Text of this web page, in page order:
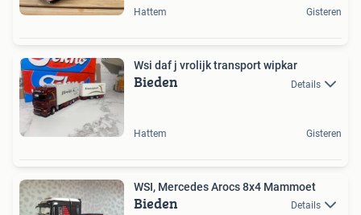
Hattem Gisteren
Wsi daf j vrolijk transport wipkar
Bieden Details
Hattem Gisteren
WSI, Mercedes Arocs 8x4 Mammoet
Bieden Details